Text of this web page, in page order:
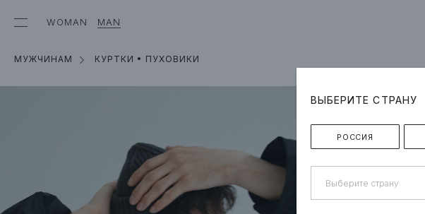
WOMAN MAN
МУЖЧИНАМ КУРТКИ • ПУХОВИКИ
ВЫБЕРИТЕ СТРАНУ
РОССИЯ
Выберите страну